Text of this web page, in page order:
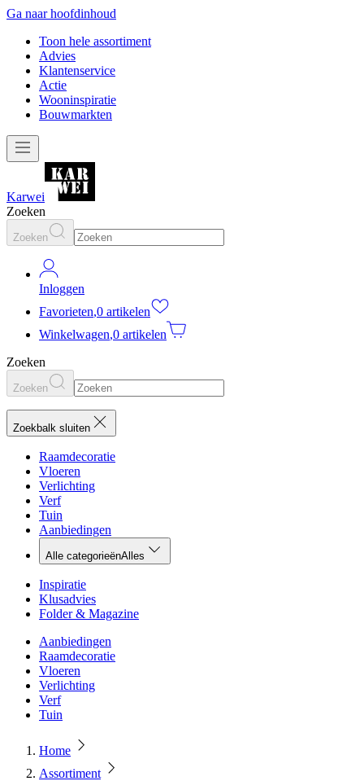
Ga naar hoofdinhoud
Toon hele assortiment
Advies
Klantenservice
Actie
Wooninspiratie
Bouwmarkten
Karwei
Zoeken
Zoeken
Inloggen
Favorieten,0 artikelen
Winkelwagen,0 artikelen
Zoeken
Zoeken
Zoekbalk sluiten
Raamdecoratie
Vloeren
Verlichting
Verf
Tuin
Aanbiedingen
Alle categorieënAlles
Inspiratie
Klusadvies
Folder & Magazine
Aanbiedingen
Raamdecoratie
Vloeren
Verlichting
Verf
Tuin
Home
Assortiment